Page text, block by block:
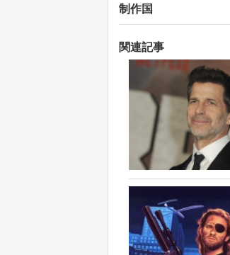
制作国
関連記事